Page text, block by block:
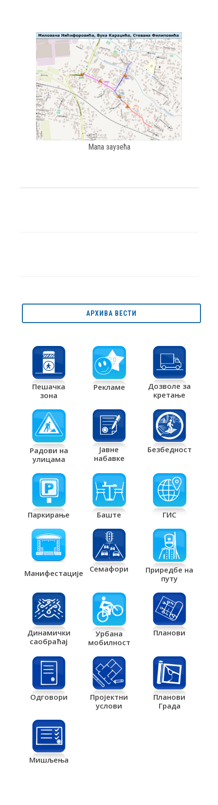
Мапа заузећа
АРХИВА ВЕСТИ
Пешачка
зона
Рекламе
Дозволе за
кретање
Радови на
улицама
Јавне
набавке
Безбедност
Паркирање Баште ГИС
Манифестације Семафори
Приредбе на
путу
Динамички
саобраћај
Урбана
мобилност
Планови
Одговори
Пројектни
услови
Планови
Града
Мишљења